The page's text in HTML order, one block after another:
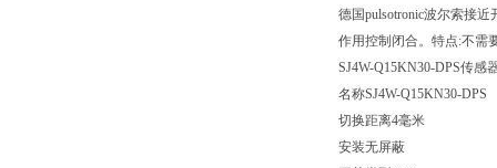
德国pulsotronic波尔索接
作用控制闭合。特点:不需
SJ4W-Q15KN30-DPS传感
名称SJ4W-Q15KN30-DPS
切换距离4毫米
安装无屏蔽